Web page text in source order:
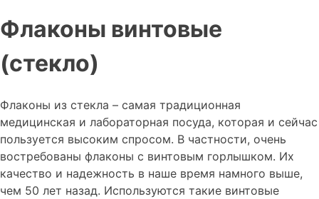
Флаконы винтовые
(стекло)
Флаконы из стекла – самая традиционная
медицинская и лабораторная посуда, которая и сейчас
пользуется высоким спросом. В частности, очень
востребованы флаконы с винтовым горлышком. Их
качество и надежность в наше время намного выше,
чем 50 лет назад. Используются такие винтовые